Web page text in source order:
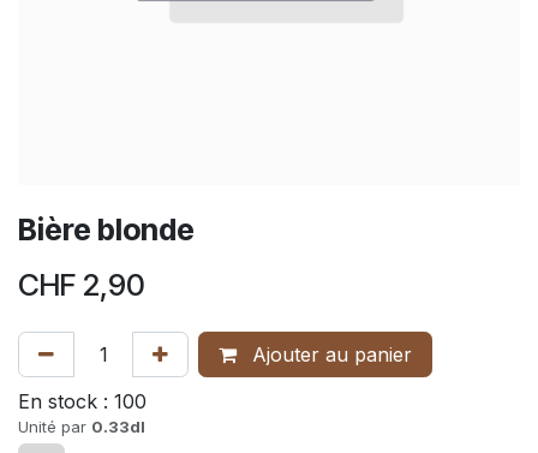
Bière blonde
CHF 2,90
Ajouter au panier
En stock : 100
Unité par 0.33dl